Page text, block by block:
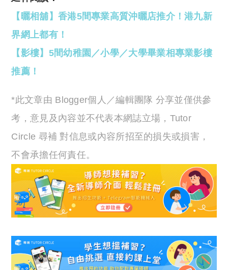
【曬相舖】香港5間專業高質沖曬店推介！港九新
界網上都有！
【影樓】5間幼稚園／小學／大學畢業相專業影樓
推薦！
*此文章由 Blogger個人／編輯團隊 分享並僅供參
考，意見及內容並不代表本網誌立場，Tutor
Circle 尋補 對信息或內容所招至的損失或損害，
不會承擔任何責任。